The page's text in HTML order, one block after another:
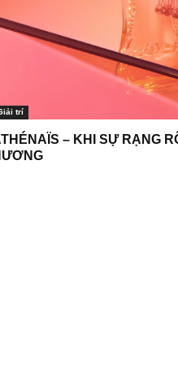
trí
– KHI SỰ RẠNG